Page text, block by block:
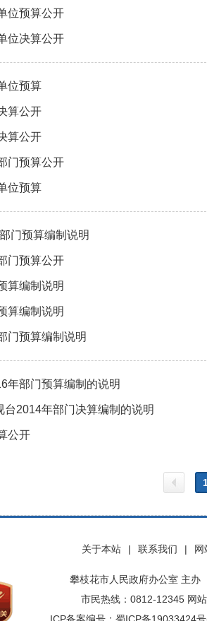
位预算公开
位决算公开
位预算
算公开
算公开
门预算公开
位预算
门预算编制说明
门预算公开
算编制说明
算编制说明
门预算编制说明
年部门预算编制的说明
2014年部门决算编制的说明
公开
页
关于本站 | 联系我们 | 网
攀枝花市人民政府办公室 主
市民热线：0812-12345 网